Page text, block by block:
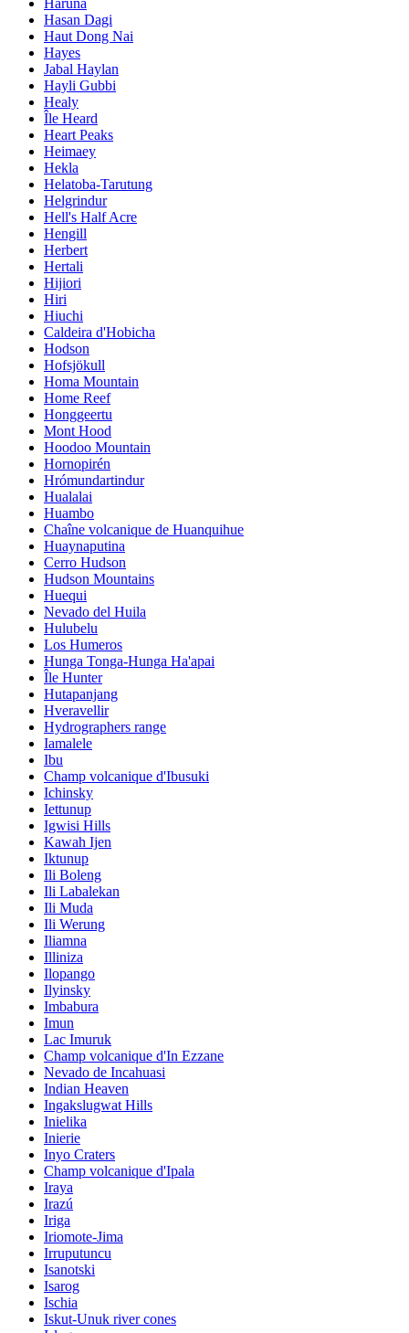
Hasan Dagi
Haut Dong Nai
Hayes
Jabal Haylan
Hayli Gubbi
Healy
Île Heard
Heart Peaks
Heimaey
Hekla
Helatoba-Tarutung
Helgrindur
Hell's Half Acre
Hengill
Herbert
Hertali
Hijiori
Hiri
Hiuchi
Caldeira d'Hobicha
Hodson
Hofsjökull
Homa Mountain
Home Reef
Honggeertu
Mont Hood
Hoodoo Mountain
Hornopirén
Hrómundartindur
Hualalai
Huambo
Chaîne volcanique de Huanquihue
Huaynaputina
Cerro Hudson
Hudson Mountains
Huequi
Nevado del Huila
Hulubelu
Los Humeros
Hunga Tonga-Hunga Ha'apai
Île Hunter
Hutapanjang
Hveravellir
Hydrographers range
Iamalele
Ibu
Champ volcanique d'Ibusuki
Ichinsky
Iettunup
Igwisi Hills
Kawah Ijen
Iktunup
Ili Boleng
Ili Labalekan
Ili Muda
Ili Werung
Iliamna
Illiniza
Ilopango
Ilyinsky
Imbabura
Imun
Lac Imuruk
Champ volcanique d'In Ezzane
Nevado de Incahuasi
Indian Heaven
Ingakslugwat Hills
Inielika
Inierie
Inyo Craters
Champ volcanique d'Ipala
Iraya
Irazú
Iriga
Iriomote-Jima
Irruputuncu
Isanotski
Isarog
Ischia
Iskut-Unuk river cones